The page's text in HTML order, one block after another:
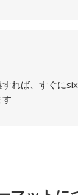
れば、すぐに
す